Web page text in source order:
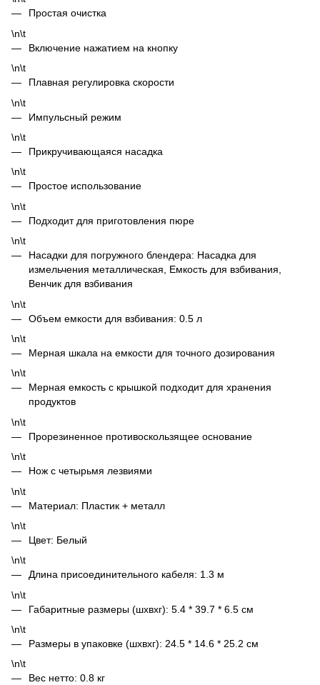
Простая очистка
\n\t
Включение нажатием на кнопку
\n\t
Плавная регулировка скорости
\n\t
Импульсный режим
\n\t
Прикручивающаяся насадка
\n\t
Простое использование
\n\t
Подходит для приготовления пюре
\n\t
Насадки для погружного блендера: Насадка для
измельчения металлическая, Емкость для взбивания,
Венчик для взбивания
\n\t
Объем емкости для взбивания: 0.5 л
\n\t
Мерная шкала на емкости для точного дозирования
\n\t
Мерная емкость с крышкой подходит для хранения
продуктов
\n\t
Прорезиненное противоскользящее основание
\n\t
Нож с четырьмя лезвиями
\n\t
Материал: Пластик + металл
\n\t
Цвет: Белый
\n\t
Длина присоединительного кабеля: 1.3 м
\n\t
Габаритные размеры (шхвхг): 5.4 * 39.7 * 6.5 см
\n\t
Размеры в упаковке (шхвхг): 24.5 * 14.6 * 25.2 см
\n\t
Вес нетто: 0.8 кг